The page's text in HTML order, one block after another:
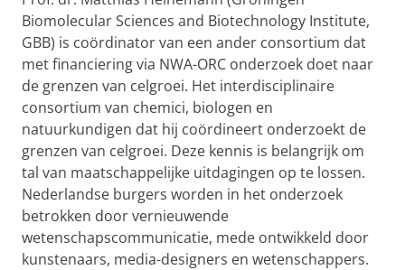
Biomolecular Sciences and Biotechnology Institute,
GBB) is coördinator van een ander consortium dat
met financiering via NWA-ORC onderzoek doet naar
de grenzen van celgroei. Het interdisciplinaire
consortium van chemici, biologen en
natuurkundigen dat hij coördineert onderzoekt de
grenzen van celgroei. Deze kennis is belangrijk om
tal van maatschappelijke uitdagingen op te lossen.
Nederlandse burgers worden in het onderzoek
betrokken door vernieuwende
wetenschapscommunicatie, mede ontwikkeld door
kunstenaars, media-designers en wetenschappers.